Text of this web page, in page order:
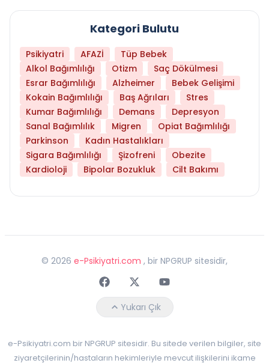
Kategori Bulutu
Psikiyatri AFAZİ
Tüp Bebek
Alkol Bağımlılığı
Otizm
Saç Dökülmesi
Esrar Bağımlılığı
Alzheimer
Bebek Gelişimi
Kokain Bağımlılığı
Baş Ağrıları
Stres
Kumar Bağımlılığı
Demans
Depresyon
Sanal Bağımlılık
Migren
Opiat Bağımlılığı
Parkinson
Kadın Hastalıkları
Sigara Bağımlılığı
Şizofreni
Obezite
Kardioloji
Bipolar Bozukluk Cilt Bakımı
© 2026 e-Psikiyatri.com , bir NPGRUP sitesidir,
FaceebokTwitterYoutube
Yukarı Çık
e-Psikiyatri.com bir NPGRUP sitesidir. Bu sitede verilen bilgiler, site
ziyaretçilerinin/hastaların hekimleriyle mevcut ilişkilerini ikame